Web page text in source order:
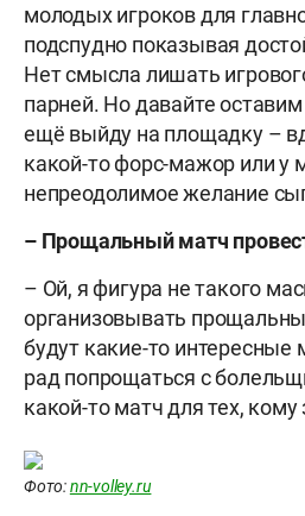
молодых игроков для
подспудно показывая
Нет смысла лишать
парней. Но давайте
ещё выйду на площадку –
какой-то форс-мажор или у
непреодолимое желание
– Прощальный матч
– Ой, я фигура не такого
организовывать
будут какие-то интересные
рад попрощаться с
какой-то матч для тех, кому
Фото:nn-volley.ru